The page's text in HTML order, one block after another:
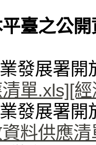
臺之公
發展署開
單.xls][
發展署
料供應